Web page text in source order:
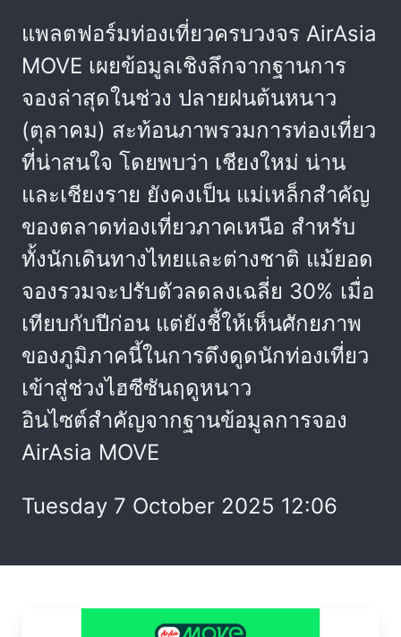
แพลตฟอร์มท่องเที่ยวครบวงจร AirAsia
MOVE เผยข้อมูลเชิงลึกจากฐานการ
จองล่าสุดในช่วง ปลายฝนต้นหนาว
(ตุลาคม) สะท้อนภาพรวมการท่องเที่ยว
ที่น่าสนใจ โดยพบว่า เชียงใหม่ น่าน
และเชียงราย ยังคงเป็น แม่เหล็กสำคัญ
ของตลาดท่องเที่ยวภาคเหนือ สำหรับ
ทั้งนักเดินทางไทยและต่างชาติ แม้ยอด
จองรวมจะปรับตัวลดลงเฉลี่ย 30% เมื่อ
เทียบกับปีก่อน แต่ยังชี้ให้เห็นศักยภาพ
ของภูมิภาคนี้ในการดึงดูดนักท่องเที่ยว
เข้าสู่ช่วงไฮซีซันฤดูหนาว
อินไซต์สำคัญจากฐานข้อมูลการจอง
AirAsia MOVE
Tuesday 7 October 2025 12:06